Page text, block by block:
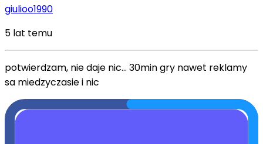
giulioo1990
5 lat temu
potwierdzam, nie daje nic... 30min gry nawet reklamy
sa miedzyczasie i nic